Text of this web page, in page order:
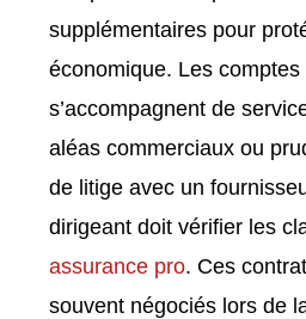
supplémentaires pour
économique. Les
s’accompagnent de
aléas commerciaux ou
de litige avec un
dirigeant doit vérifier les
assurance pro. Ces
souvent négociés lors de